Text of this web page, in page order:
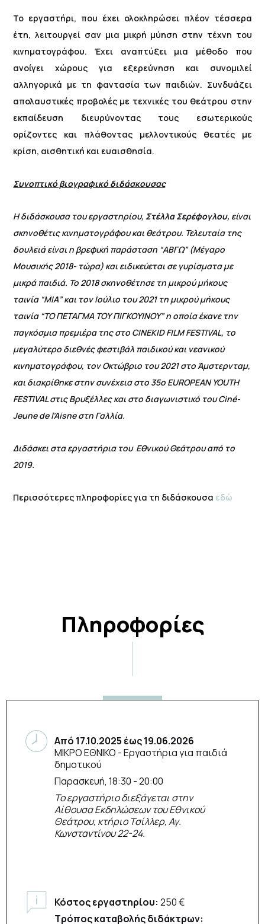
Το εργαστήρι, που έχει ολοκληρώσει πλέον τέσσερα
έτη, λειτουργεί σαν μια μικρή μύηση στην τέχνη του
κινηματογράφου. Έχει αναπτύξει μια μέθοδο που
ανοίγει χώρους για εξερεύνηση και συνομιλεί
αλληγορικά με τη φαντασία των παιδιών. Συνδυάζει
απολαυστικές προβολές με τεχνικές του θεάτρου στην
εκπαίδευση διευρύνοντας τους εσωτερικούς
ορίζοντες και πλάθοντας μελλοντικούς θεατές με
κρίση, αισθητική και ευαισθησία.
Συνοπτικό βιογραφικό διδάσκουσας
Η διδάσκουσα του εργαστηρίου, Στέλλα Σερέφογλου, είναι
σκηνοθέτις κινηματογράφου και θεάτρου. Τελευταία της
δουλειά είναι η βρεφική παράσταση “ΑΒΓΩ” (Μέγαρο
Μουσικής 2018- τώρα) και ειδικεύεται σε γυρίσματα με
μικρά παιδιά. Το 2018 σκηνοθέτησε τη μικρού μήκους
ταινία “ΜΙΑ” και τον Ιούλιο του 2021 τη μικρού μήκους
ταινία “ΤΟ ΠΕΤΑΓΜΑ ΤΟΥ ΠΙΓΚΟΥΙΝΟΥ” η οποία έκανε την
παγκόσμια πρεμιέρα της στο CINEKID FILM FESTIVAL, το
μεγαλύτερο διεθνές φεστιβάλ παιδικού και νεανικού
κινηματογράφου, τον Οκτώβριο του 2021 στο Άμστερνταμ,
και διακρίθηκε στην συνέχεια στο 35ο EUROPEAN YOUTH
FESTIVAL στις Βρυξέλλες και στο διαγωνιστικό του Ciné-
Jeune de l’Aisne στη Γαλλία.
Διδάσκει στα εργαστήρια του Εθνικού Θεάτρου από το
2019.
Περισσότερες πληροφορίες για τη διδάσκουσα εδώ
Πληροφορίες
Από 17.10.2025 έως19.06.2026
ΜΙΚΡΟ ΕΘΝΙΚΟ - Εργαστήρια για παιδιά
δημοτικού
Παρασκευή, 18:30 - 20:00
Το εργαστήριο διεξάγεται στην
Αίθουσα Εκδηλώσεων του Εθνικού
Θεάτρου, κτήριο Τσίλλερ, Αγ.
Κωνσταντίνου 22-24.
Κόστος εργαστηρίου: 250 €
Τρόπος καταβολής διδάκτρων: